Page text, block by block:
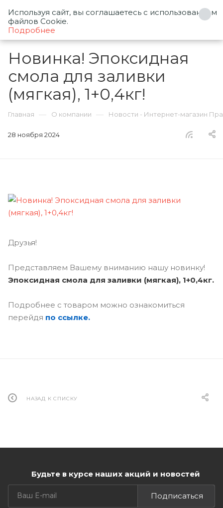
0
Новинка! Эпоксидная
смола для заливки
(мягкая), 1+0,4кг!
Главная — О компании — Новости - Интернет-магазин
28 ноября 2024
Друзья!
Представляем Вашему вниманию нашу новинку!
Эпоксидная смола для заливки (мягкая), 1+0,4кг.
Подробнее с товаром можно ознакомиться
перейдя по ссылке.
НАЗАД К СПИСКУ
Будьте в курсе наших акций и новостей
Подписаться
Используя сайт, вы соглашаетесь с использованием
файлов Cookie.
Подробнее